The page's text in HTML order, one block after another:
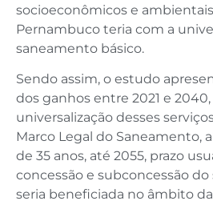
socioeconômicos e
Pernambuco teria com a
saneamento básico.
Sendo assim, o estudo
dos ganhos entre 2021 e
universalização desses
Marco Legal do
de 35 anos, até 2055, prazo
concessão e subconcessão
seria beneficiada no âmbito